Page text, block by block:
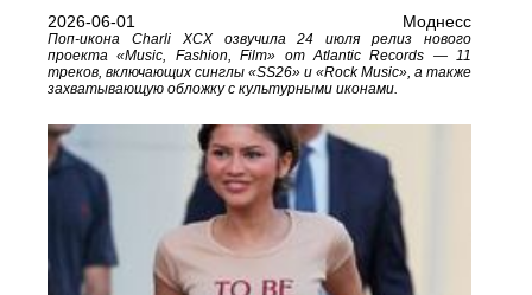
2026-06-01 Моднесс
Поп-икона Charli XCX озвучила 24 июля релиз нового
проекта «Music, Fashion, Film» от Atlantic Records — 11
треков, включающих синглы «SS26» и «Rock Music», а также
захватывающую обложку с культурными иконами.